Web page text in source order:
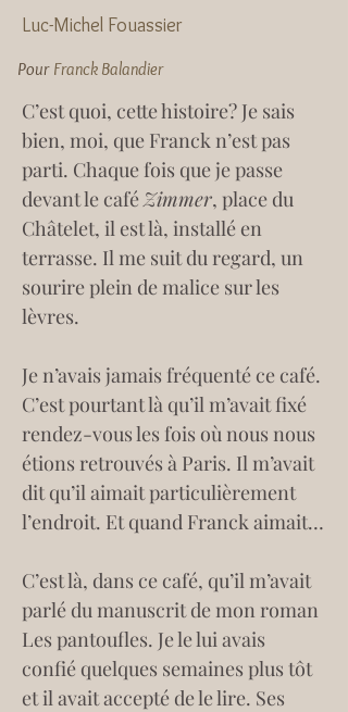
Luc-Michel Fouassier
Pour Franck Balandier
C’est quoi, cette histoire? Je sais
bien, moi, que Franck n’est pas
parti. Chaque fois que je passe
devant le café Zimmer, place du
Châtelet, il est là, installé en
terrasse. Il me suit du regard, un
sourire plein de malice sur les
lèvres.
Je n’avais jamais fréquenté ce café.
C’est pourtant là qu’il m’avait fixé
rendez-vous les fois où nous nous
étions retrouvés à Paris. Il m’avait
dit qu’il aimait particulièrement
l’endroit. Et quand Franck aimait…
C’est là, dans ce café, qu’il m’avait
parlé du manuscrit de mon roman
Les pantoufles. Je le lui avais
confié quelques semaines plus tôt
et il avait accepté de le lire. Ses